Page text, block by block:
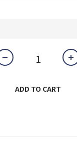
ADD TO CART